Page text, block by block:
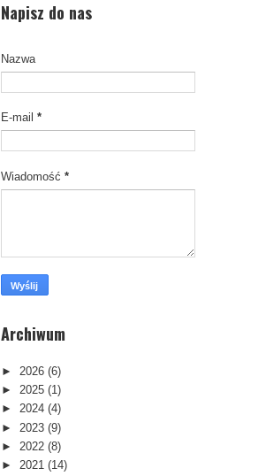
Napisz do nas
Nazwa
E-mail *
Wiadomość *
Archiwum
► 2026 (6)
► 2025 (1)
► 2024 (4)
► 2023 (9)
► 2022 (8)
► 2021 (14)